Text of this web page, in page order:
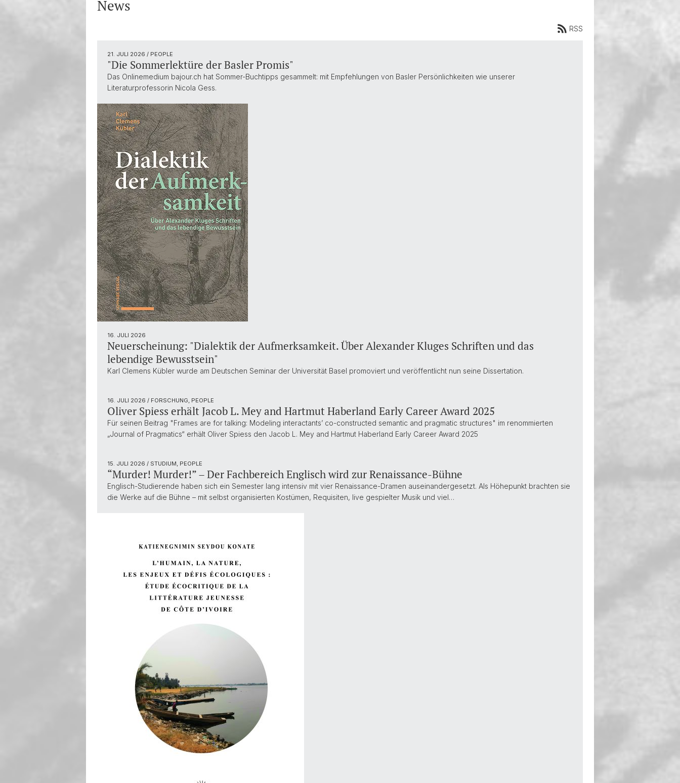
News
RSS
21. JULI 2026 / PEOPLE
"Die Sommerlektüre der Basler Promis"
Das Onlinemedium bajour.ch hat Sommer-Buchtipps gesammelt: mit Empfehlungen von Basler Persönlichkeiten wie unserer
Literaturprofessorin Nicola Gess.
16. JULI 2026
Neuerscheinung: "Dialektik der Aufmerksamkeit. Über Alexander Kluges Schriften und das
lebendige Bewusstsein"
Karl Clemens Kübler wurde am Deutschen Seminar der Universität Basel promoviert und veröffentlicht nun seine Dissertation.
16. JULI 2026 / FORSCHUNG, PEOPLE
Oliver Spiess erhält Jacob L. Mey and Hartmut Haberland Early Career Award 2025
Für seinen Beitrag "Frames are for talking: Modeling interactants’ co-constructed semantic and pragmatic structures" im renommierten
„Journal of Pragmatics“ erhält Oliver Spiess den Jacob L. Mey and Hartmut Haberland Early Career Award 2025
15. JULI 2026 / STUDIUM, PEOPLE
“Murder! Murder!” – Der Fachbereich Englisch wird zur Renaissance-Bühne
Englisch-Studierende haben sich ein Semester lang intensiv mit vier Renaissance-Dramen auseinandergesetzt. Als Höhepunkt brachten sie
die Werke auf die Bühne – mit selbst organisierten Kostümen, Requisiten, live gespielter Musik und viel…